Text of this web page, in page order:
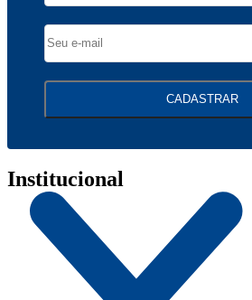
CADASTRAR
Institucional